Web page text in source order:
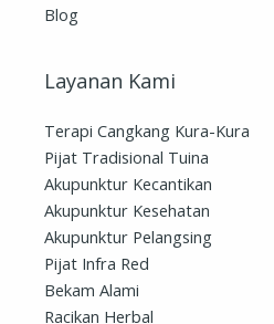
Blog
Layanan Kami
Terapi Cangkang Kura-Kura
Pijat Tradisional Tuina
Akupunktur Kecantikan
Akupunktur Kesehatan
Akupunktur Pelangsing
Pijat Infra Red
Bekam Alami
Racikan Herbal